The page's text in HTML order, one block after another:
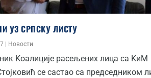
УЗ СРПСКУ ЛИСТУ
Новости
Kоалиције расељених лица са KиМ
се састао са председником